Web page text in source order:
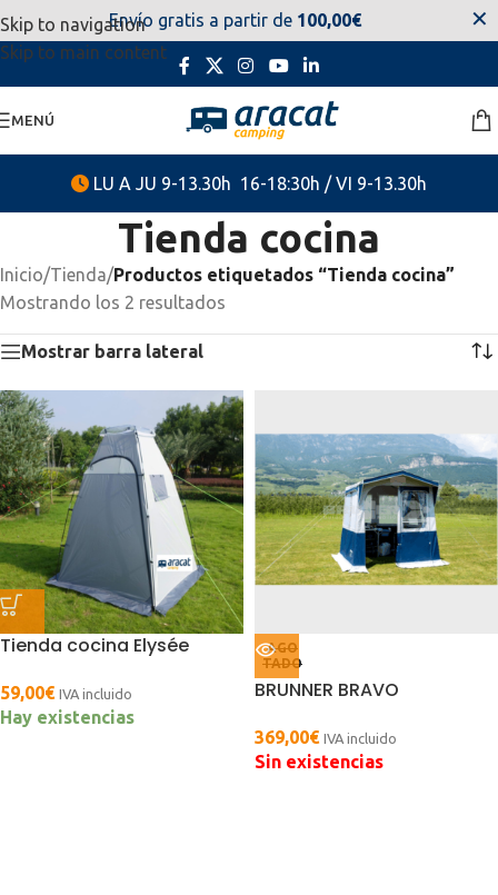
Skip to navigation
Skip to main content
estaremos disponibles. Disculpen las molestias.
MENÚ
LU A JU 9-13.30h 16-18:30h / VI 9-13.30h
Tienda cocina
Inicio/Tienda/Productos etiquetados “Tienda cocina”
Mostrando los 2 resultados
Envío gratis a partir de 100,00€ ✕
Mostrar barra lateral
Tienda cocina Elysée
59,00€ IVA incluido
Hay existencias
AGO
TADO
BRUNNER BRAVO
369,00€ IVA incluido
Sin existencias